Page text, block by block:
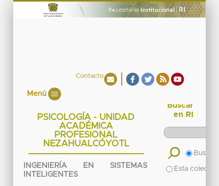
Contacto
Menú
PSICOLOGÍA - UNIDAD
ACADÉMICA
PROFESIONAL
NEZAHUALCÓYOTL
INGENIERÍA EN SISTEMAS
INTELIGENTES
Buscar
en RI
Buscar
Esta